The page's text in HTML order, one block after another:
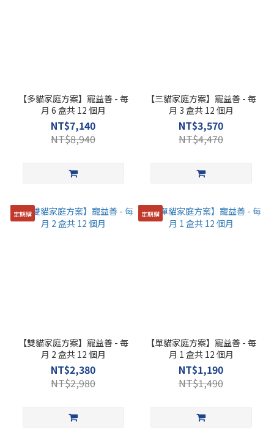
【多貓家庭方案】寵益善 - 每
月 6 盒共 12 個月
NT$7,140
NT$8,940
【三貓家庭方案】寵益善 - 每
月 3 盒共 12 個月
NT$3,570
NT$4,470
定期購
【雙貓家庭方案】寵益善 - 每
月 2 盒共 12 個月
NT$2,380
NT$2,980
定期購
【單貓家庭方案】寵益善 - 每
月 1 盒共 12 個月
NT$1,190
NT$1,490